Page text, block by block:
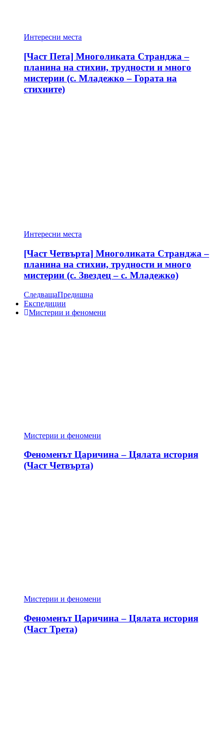
Интересни места
[Част Пета] Многоликата Странджа –
планина на стихии, трудности и много
мистерии (с. Младежко – Гората на
стихиите)
Интересни места
[Част Четвърта] Многоликата Странджа –
планина на стихии, трудности и много
мистерии (с. Звездец – с. Младежко)
СледващаПредишна
Експедиции
Мистерии и феномени
Мистерии и феномени
Феноменът Царичина – Цялата история
(Част Четвърта)
Мистерии и феномени
Феноменът Царичина – Цялата история
(Част Трета)